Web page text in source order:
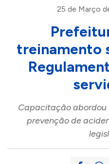
25 de Março
treinamento
Capacitação abordou
prevenção de